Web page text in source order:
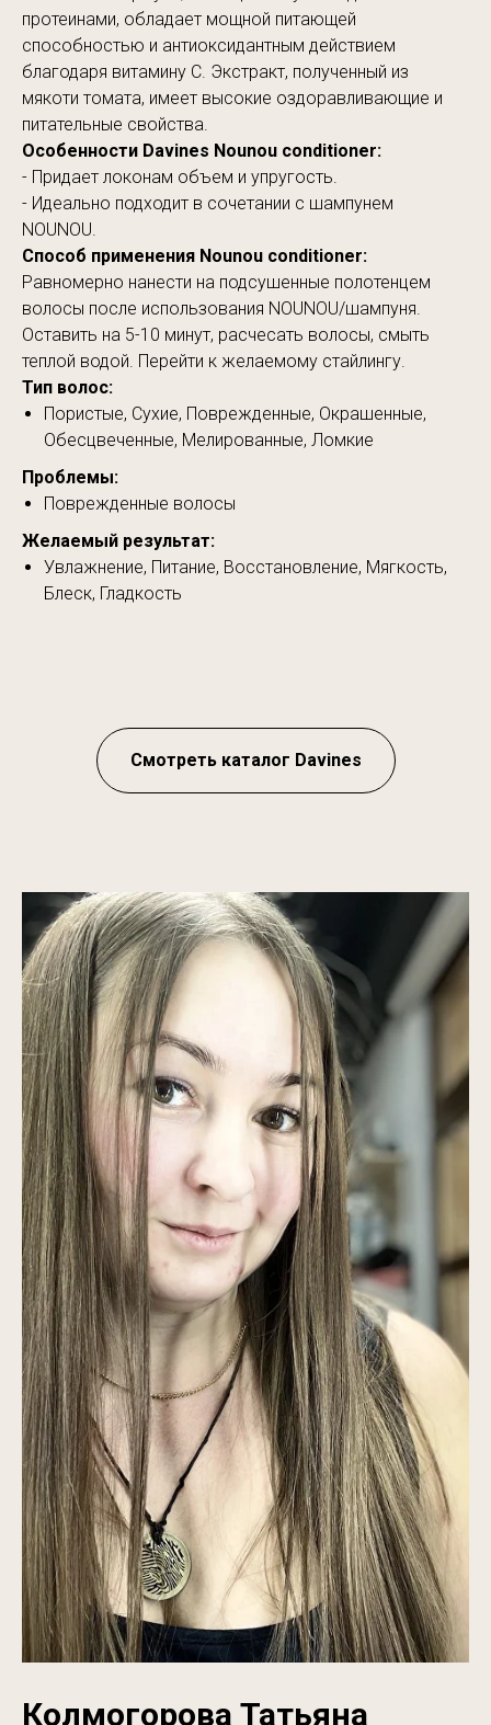
протеинами, обладает мощной питающей
способностью и антиоксидантным действием
благодаря витамину С. Экстракт, полученный из
мякоти томата, имеет высокие оздоравливающие и
питательные свойства.
Особенности Davines Nounou conditioner:
- Придает локонам объем и упругость.
- Идеально подходит в сочетании с шампунем
NOUNOU.
Способ применения Nounou conditioner:
Равномерно нанести на подсушенные полотенцем
волосы после использования NOUNOU/шампуня.
Оставить на 5-10 минут, расчесать волосы, смыть
теплой водой. Перейти к желаемому стайлингу.
Тип волос:
Пористые, Сухие, Поврежденные, Окрашенные,
Обесцвеченные, Мелированные, Ломкие
Проблемы:
Поврежденные волосы
Желаемый результат:
Увлажнение, Питание, Восстановление, Мягкость,
Блеск, Гладкость
Смотреть каталог Davines
Колмогорова Татьяна